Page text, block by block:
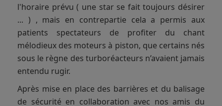
l'horaire prévu ( une star se fait toujours désirer
... ) , mais en contrepartie cela a permis aux
patients spectateurs de profiter du chant
mélodieux des moteurs à piston, que certains nés
sous le règne des turboréacteurs n’avaient jamais
entendu rugir.
Après mise en place des barrières et du balisage
de sécurité en collaboration avec nos amis du